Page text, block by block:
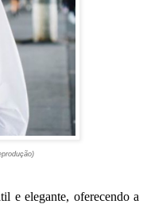
e elegante, oferecendo a